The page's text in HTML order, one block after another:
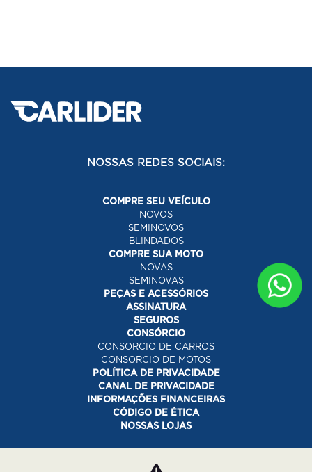
NOSSAS REDES SOCIAIS:
COMPRE SEU VEÍCULO
NOVOS
SEMINOVOS
BLINDADOS
COMPRE SUA MOTO
NOVAS
SEMINOVAS
PEÇAS E ACESSÓRIOS
ASSINATURA
SEGUROS
CONSÓRCIO
CONSORCIO DE CARROS
CONSORCIO DE MOTOS
POLÍTICA DE PRIVACIDADE
CANAL DE PRIVACIDADE
INFORMAÇÕES FINANCEIRAS
CÓDIGO DE ÉTICA
NOSSAS LOJAS
Desacelere. Seu bem maior é a vida.